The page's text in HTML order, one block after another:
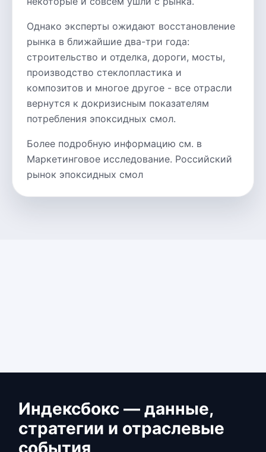
Однако эксперты ожидают восстановление
рынка в ближайшие два-три года:
строительство и отделка, дороги, мосты,
производство стеклопластика и
композитов и многое другое - все отрасли
вернутся к докризисным показателям
потребления эпоксидных смол.
Более подробную информацию см. в
Маркетинговое исследование. Российский
рынок эпоксидных смол
Индексбокс — данные,
стратегии и отраслевые
события